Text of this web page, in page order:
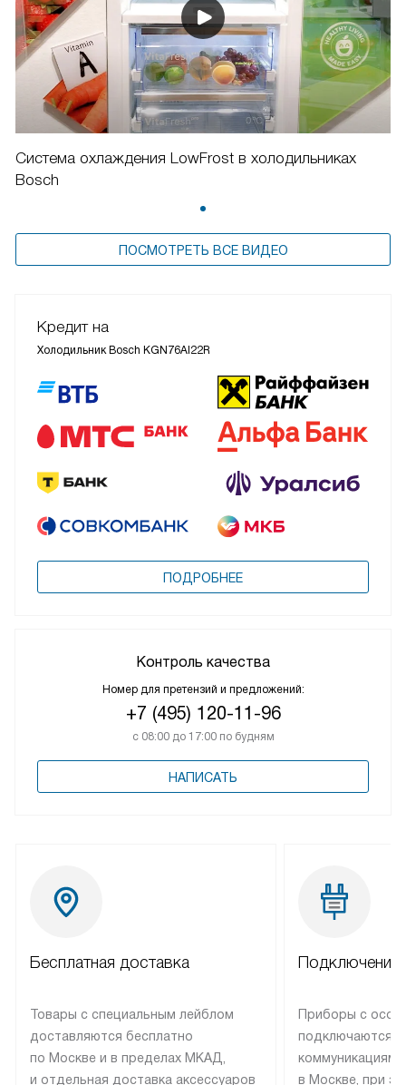
Система охлаждения LowFrost в холодильниках
Bosch
ПОСМОТРЕТЬ ВСЕ ВИДЕО
Кредит на
Холодильник Bosch KGN76AI22R
ПОДРОБНЕЕ
Контроль качества
Номер для претензий и предложений:
+7 (495) 120-11-96
с 08:00 до 17:00 по будням
НАПИСАТЬ
Бесплатная доставка
Товары с специальным лейблом
доставляются бесплатно
по Москве и в пределах МКАД,
и отдельная доставка аксессуаров
Подключение
Приборы с
подключаются к
коммуникациям
в Москве, при